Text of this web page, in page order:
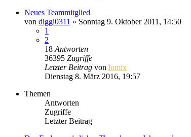
Neues Teammitglied
von diggi0311 » Sonntag 9. Oktober 2011, 14:50
1
2
18 Antworten
36395 Zugriffe
Letzter Beitrag von lomix
Dienstag 8. März 2016, 19:57
Themen
Antworten
Zugriffe
Letzter Beitrag